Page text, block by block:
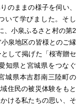
のままの様子を伺い、
いて学びました。そし
、小泉ふるさと村の第2
泉地区の皆様とのご縁
して掲げた「桜寄贈セ
知県と宮城県をつなぐ
城県本吉郡南三陸町の
住民の被災体験をもと
ける私たちの思い、そ